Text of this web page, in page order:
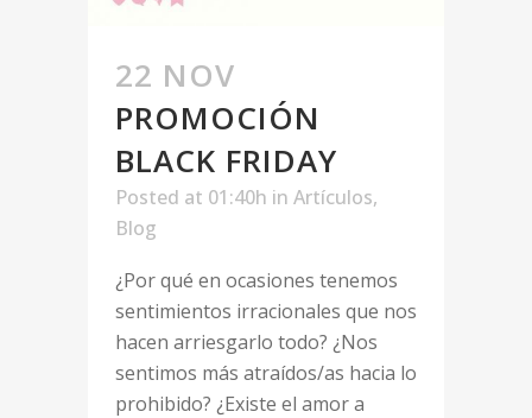
22 NOV
PROMOCIÓN
BLACK FRIDAY
Posted at 01:40h in Artículos,
Blog
¿Por qué en ocasiones tenemos
sentimientos irracionales que nos
hacen arriesgarlo todo? ¿Nos
sentimos más atraídos/as hacia lo
prohibido? ¿Existe el amor a